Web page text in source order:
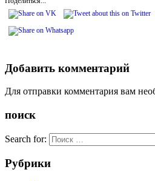
Добавить комментарий
Для отправки комментария вам
поиск
Search for:
Рубрики